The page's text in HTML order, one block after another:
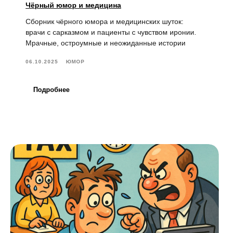
Чёрный юмор и медицина
Сборник чёрного юмора и медицинских шуток:
врачи с сарказмом и пациенты с чувством иронии.
Мрачные, остроумные и неожиданные истории
06.10.2025 ЮМОР
Подробнее